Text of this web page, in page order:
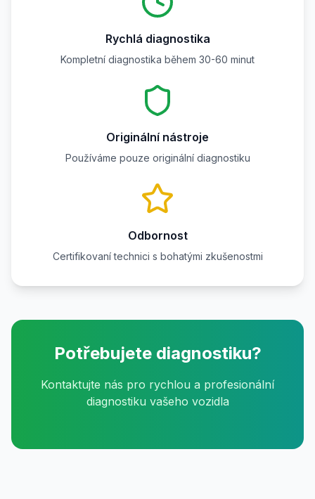
Rychlá diagnostika
Kompletní diagnostika během 30-60 minut
Originální nástroje
Používáme pouze originální diagnostiku
Odbornost
Certifikovaní technici s bohatými zkušenostmi
Potřebujete diagnostiku?
Kontaktujte nás pro rychlou a profesionální
diagnostiku vašeho vozidla